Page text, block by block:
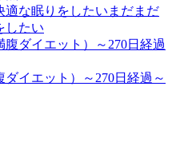
まだまだ
したい
イエット）～270日経過～